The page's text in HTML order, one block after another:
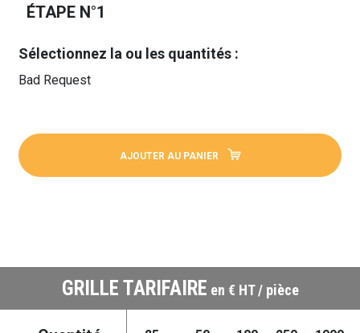
ÉTAPE N°1
Sélectionnez la ou les quantités :
Bad Request
AJOUTER AU PANIER
GRILLE TARIFAIRE en € HT / pièce